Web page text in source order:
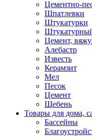
Цементно-
Шпатлевки
Штукатурки
Цемент,
Алебастр
Известь
Керамзит
Мел
Песок
Цемент
Щебень
Товары для дома,
Бассейны